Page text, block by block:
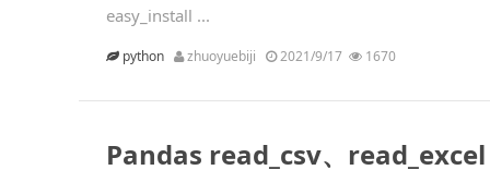
easy_install ...
python zhuoyuebiji 2021/9/17 1670
Pandas read_csv、read_excel